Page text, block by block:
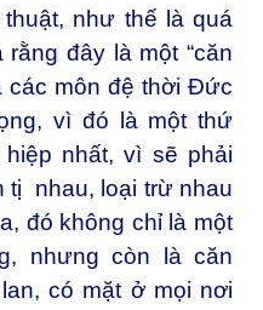
như thế là quá
đây là một “căn
các môn đệ thời Đức
vì đó là một thứ
nhất, vì sẽ phải
tị nhau, loại trừ nhau
đó không chỉ là một
nhưng còn là căn
lan, có mặt ở mọi nơi